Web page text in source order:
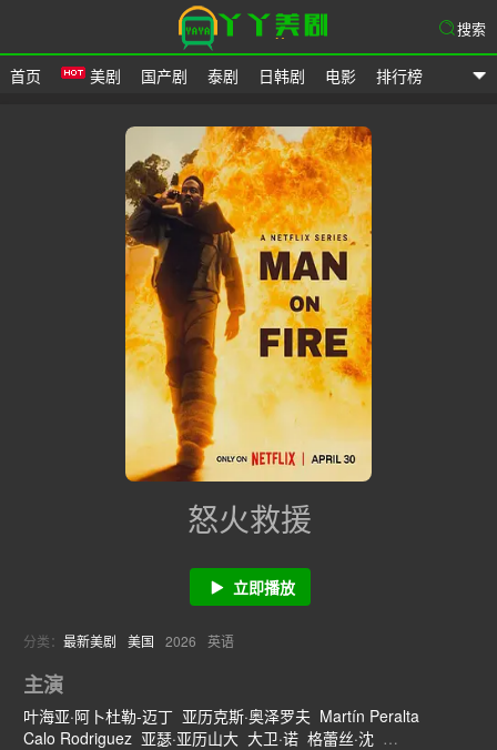
首页 美剧 国产剧 泰剧 日韩剧 电影 排行榜
搜索
怒火救援
立即播放
分类： 最新美剧 美国 2026 英语
主演
叶海亚·阿卜杜勒-迈丁 亚历克斯·奥泽罗夫 Martín Peralta
Calo Rodriguez 亚瑟·亚历山大 大卫·诺 格蕾丝·沈